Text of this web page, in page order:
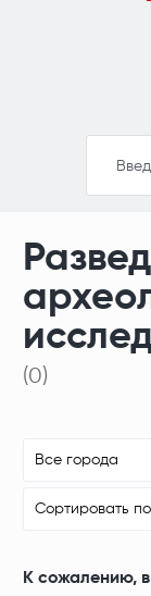
(0)
Все города
Сортировать по
К сожалению,